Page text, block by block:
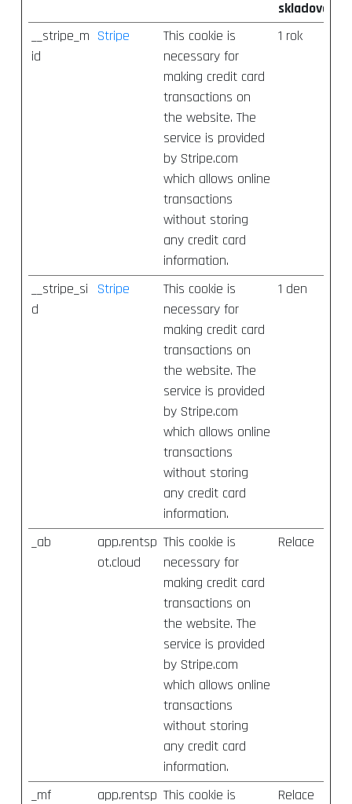
skladování
__stripe_m
id
Stripe
This cookie is
necessary for
making credit card
transactions on
the website. The
service is provided
by Stripe.com
which allows online
transactions
without storing
any credit card
information.
1 rok
__stripe_si
d
Stripe
This cookie is
necessary for
making credit card
transactions on
the website. The
service is provided
by Stripe.com
which allows online
transactions
without storing
any credit card
information.
1 den
_ab
app.rentsp
ot.cloud
This cookie is
necessary for
making credit card
transactions on
the website. The
service is provided
by Stripe.com
which allows online
transactions
without storing
any credit card
information.
Relace
_mf app.rentsp This cookie is Relace